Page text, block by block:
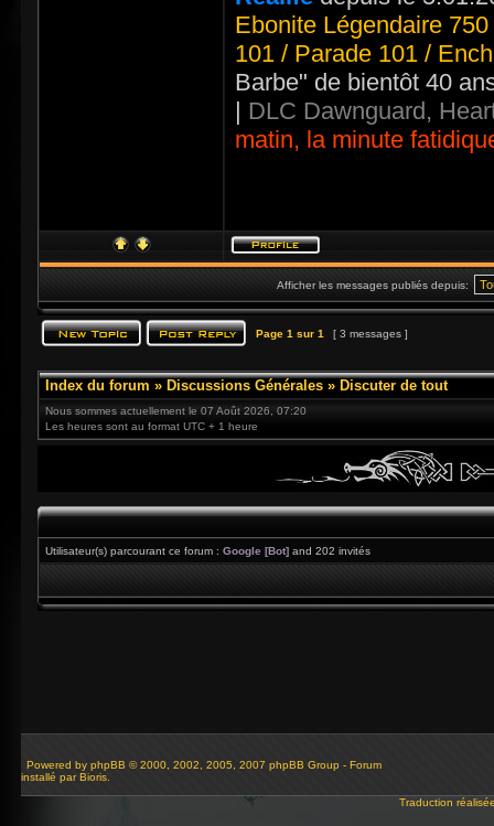
Ebonite Légendaire
101 / Parade 101 /
Barbe" de bientôt 40
| DLC Dawnguard,
matin, la minute
Afficher les messages publiés depuis:
Page 1 sur 1 [ 3 messages ]
Index du forum » Discussions Générales » Discuter de tout
Nous sommes actuellement le 07 Août 2026, 07:20
Les heures sont au format UTC + 1 heure
Utilisateur(s) parcourant ce forum : Google [Bot] and 202 invités
Powered by phpBB © 2000, 2002, 2005, 2007 phpBB Group - Forum
installé par Bioris.
Traduction